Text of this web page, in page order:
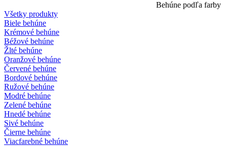
Behúne podľa farby
Všetky produkty
Biele behúne
Krémové behúne
Béžové behúne
Žlté behúne
Oranžové behúne
Červené behúne
Bordové behúne
Ružové behúne
Modré behúne
Zelené behúne
Hnedé behúne
Sivé behúne
Čierne behúne
Viacfarebné behúne